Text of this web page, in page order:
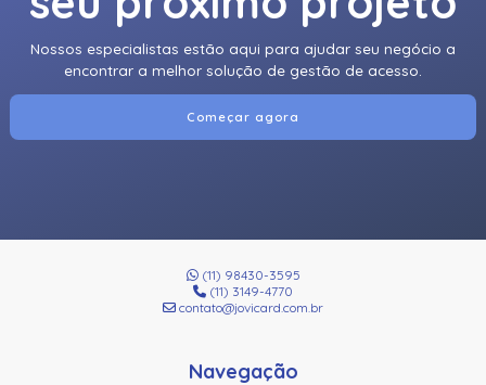
Nossos especialistas estão aqui para ajudar seu negócio a
encontrar a melhor solução de gestão de acesso.
Começar agora
(11) 98430-3595
(11) 3149-4770
contato@jovicard.com.br
Navegação